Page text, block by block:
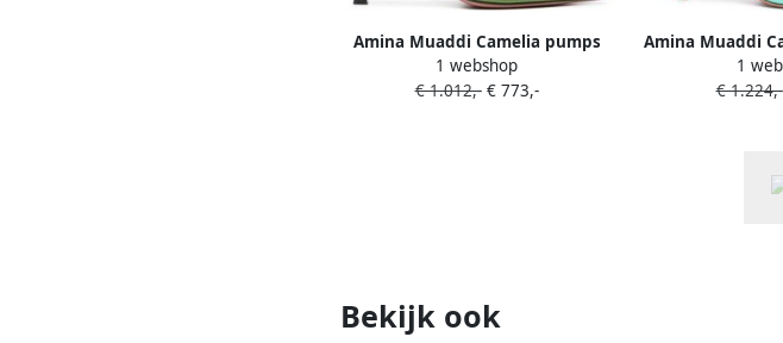
Amina Muaddi Camelia pumps
met gesp Groen
1 webshop
€ 1.012,-€ 773,-
Amina Muaddi
pumps
1
€ 1.224,-
Bekijk ook